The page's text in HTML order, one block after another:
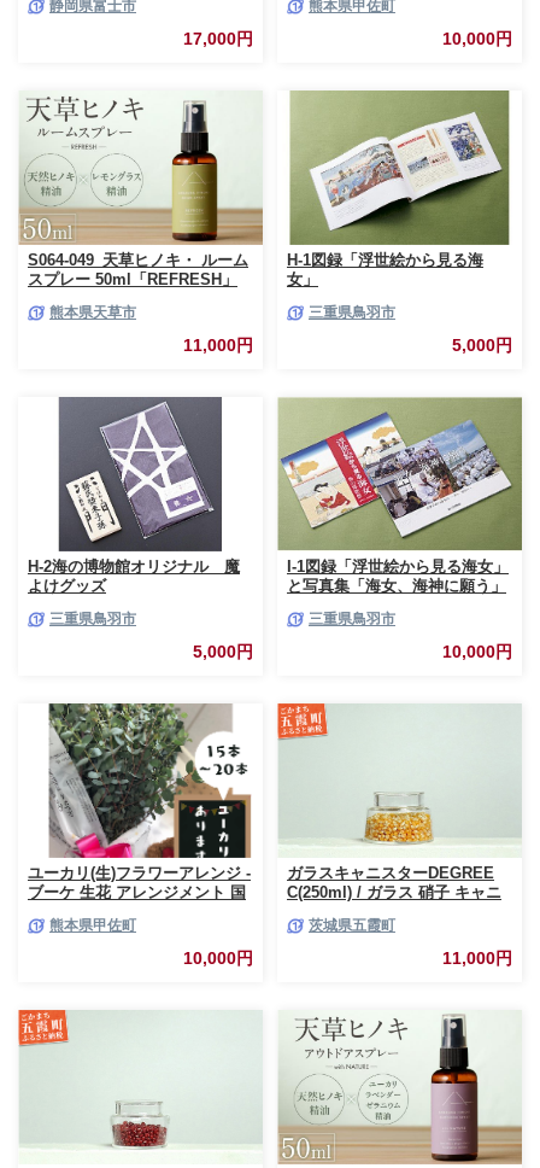
ー ダブル プレミアムシンラ 96
ロール (12R×8パック) 配達時間
指定可能 1.3倍巻き トイレット
ーパー 人気 おすすめ [sf001-
012]
静岡県富士市
17,000円
ー 生活用品 雑貨 日用品 必需品
紙 常備品 まとめ買い 備蓄 防災
ストック 熊本県 甲佐町【ZC】
熊本県甲佐町
10,000円
S064-049_天草ヒノキ・ ルーム
スプレー 50ml「REFRESH」
熊本県天草市
11,000円
H-1図録「浮世絵から見る海
女」
三重県鳥羽市
5,000円
H-2海の博物館オリジナル 魔
よけグッズ
三重県鳥羽市
5,000円
I-1図録「浮世絵から見る海女」
と写真集「海女、海神に願う」
三重県鳥羽市
10,000円
ユーカリ(生)フラワーアレンジ -
ブーケ 生花 アレンジメント 国
ンテリア 虫よけ作用 人気 おす
熊本県甲佐町
10,000円
ガラスキャニスターDEGREE
C(250ml) / ガラス 硝子 キャニ
耐熱 一生もの 職人 こだわり
JIDA デザインミュージアムセ
レクション 茨城県 五霞町
茨城県五霞町
11,000円